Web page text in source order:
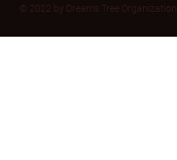
© 2022 by Dreams Tree Organization